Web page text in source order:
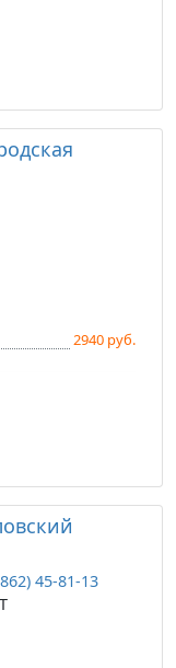
2940 руб.
45-81-13